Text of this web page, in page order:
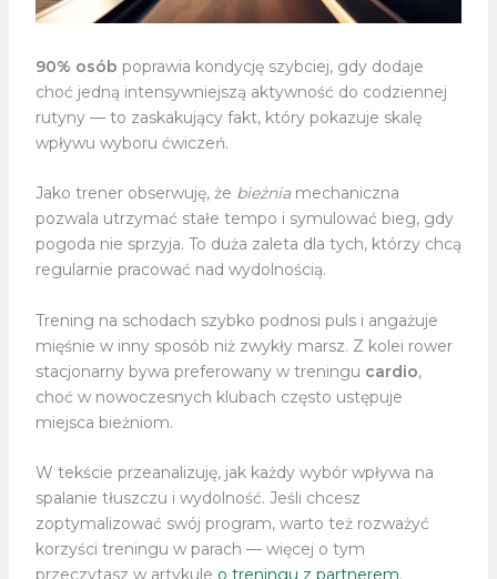
90% osób poprawia kondycję szybciej, gdy dodaje
choć jedną intensywniejszą aktywność do codziennej
rutyny — to zaskakujący fakt, który pokazuje skalę
wpływu wyboru ćwiczeń.
Jako trener obserwuję, że bieżniamechaniczna
pozwala utrzymać stałe tempo i symulować bieg, gdy
pogoda nie sprzyja. To duża zaleta dla tych, którzy chcą
regularnie pracować nad wydolnością.
Trening na schodach szybko podnosi puls i angażuje
mięśnie w inny sposób niż zwykły marsz. Z kolei rower
stacjonarny bywa preferowany w treningu cardio,
choć w nowoczesnych klubach często ustępuje
miejsca bieżniom.
W tekście przeanalizuję, jak każdy wybór wpływa na
spalanie tłuszczu i wydolność. Jeśli chcesz
zoptymalizować swój program, warto też rozważyć
korzyści treningu w parach — więcej o tym
przeczytasz w artykule o treningu z partnerem.